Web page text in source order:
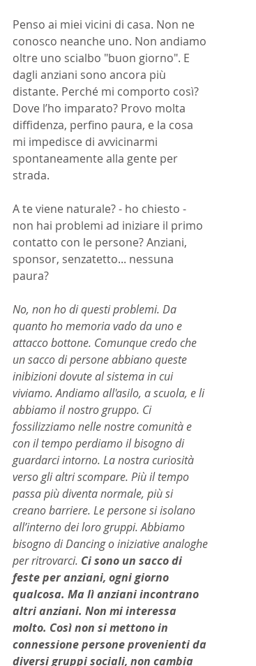
Penso ai miei vicini di casa. Non ne
conosco neanche uno. Non andiamo
oltre uno scialbo "buon giorno". E
dagli anziani sono ancora più
distante. Perché mi comporto così?
Dove l’ho imparato? Provo molta
diffidenza, perfino paura, e la cosa
mi impedisce di avvicinarmi
spontaneamente alla gente per
strada.
A te viene naturale? - ho chiesto -
non hai problemi ad iniziare il primo
contatto con le persone? Anziani,
sponsor, senzatetto... nessuna
paura?
No, non ho di questi problemi. Da
quanto ho memoria vado da uno e
attacco bottone. Comunque credo che
un sacco di persone abbiano queste
inibizioni dovute al sistema in cui
viviamo. Andiamo all'asilo, a scuola, e li
abbiamo il nostro gruppo. Ci
fossilizziamo nelle nostre comunità e
con il tempo perdiamo il bisogno di
guardarci intorno. La nostra curiosità
verso gli altri scompare. Più il tempo
passa più diventa normale, più si
creano barriere. Le persone si isolano
all’interno dei loro gruppi. Abbiamo
bisogno di Dancing o iniziative analoghe
per ritrovarci. Ci sono un sacco di
feste per anziani, ogni giorno
qualcosa. Ma lì anziani incontrano
altri anziani. Non mi interessa
molto. Così non si mettono in
connessione persone provenienti da
diversi gruppi sociali, non cambia